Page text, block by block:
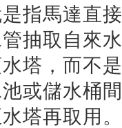
指馬達直接
抽取自來水
塔，而不是
或儲水桶間
塔再取用。